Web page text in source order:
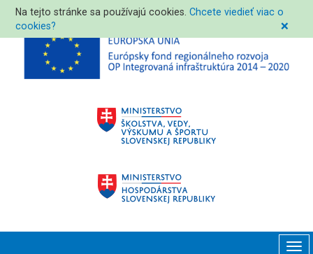
Na tejto stránke sa používajú cookies.Chcete viedieť viac o
cookies?
❌